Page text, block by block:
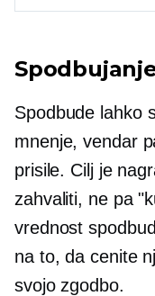
Spodbude lahko
mnenje, vendar
prisile. Cilj je
zahvaliti, ne pa
vrednost
na to, da cenite
svojo zgodbo.